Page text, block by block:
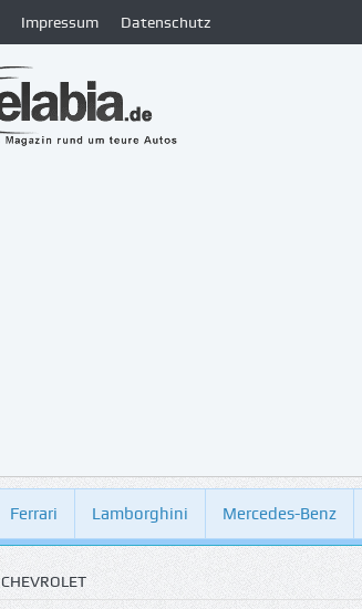
Impressum Datenschutz
Ferrari Lamborghini Mercedes-Benz
CHEVROLET